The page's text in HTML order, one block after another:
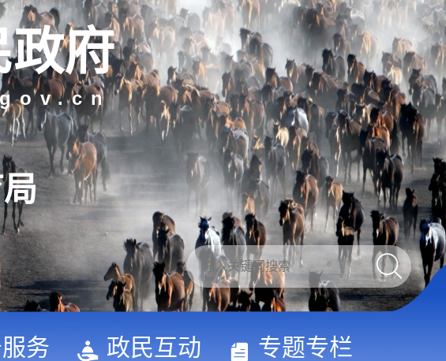
政府
务 政民互动 专题专栏